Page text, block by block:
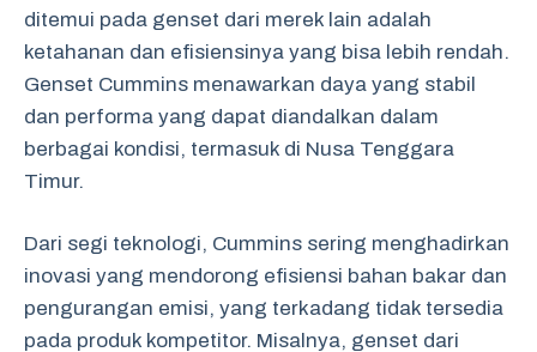
ditemui pada genset dari merek lain adalah
ketahanan dan efisiensinya yang bisa lebih rendah.
Genset Cummins menawarkan daya yang stabil
dan performa yang dapat diandalkan dalam
berbagai kondisi, termasuk di Nusa Tenggara
Timur.
Dari segi teknologi, Cummins sering menghadirkan
inovasi yang mendorong efisiensi bahan bakar dan
pengurangan emisi, yang terkadang tidak tersedia
pada produk kompetitor. Misalnya, genset dari